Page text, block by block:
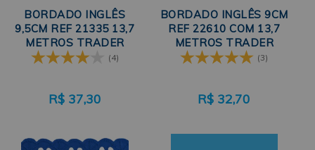
BORDADO INGLÊS
9,5CM REF 21335 13,7
METROS TRADER
(4)
R$ 37,30
BORDADO INGLÊS 9CM
REF 22610 COM 13,7
METROS TRADER
(3)
R$ 32,70